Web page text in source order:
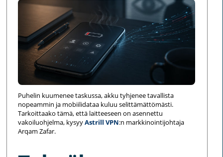
Puhelin kuumenee taskussa, akku tyhjenee tavallista
nopeammin ja mobiilidataa kuluu selittämättömästi.
Tarkoittaako tämä, että laitteeseen on asennettu
vakoiluohjelma, kysyyAstrill VPN:n markkinointijohtaja
Arqam Zafar.